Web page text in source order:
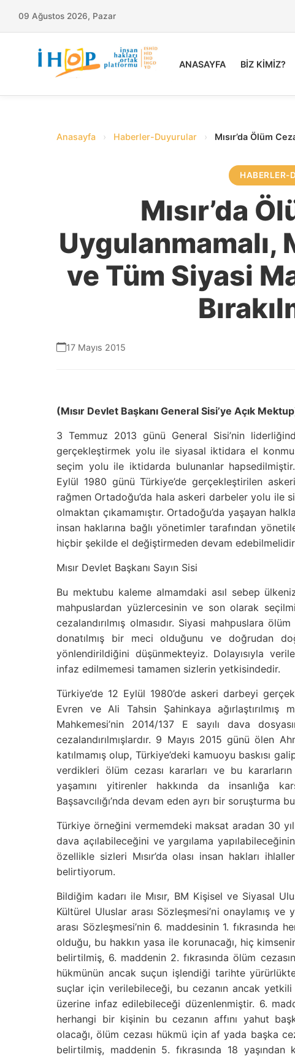
09 Ağustos 2026, Pazar
ANASAYFA BİZ KİMİZ?
Anasayfa › Haberler-Duyurular › Mısır’da Ölüm
HABERLER-
Mısır’da
Uygulanmamalı,
ve Tüm Siyasi
17 Mayıs 2015
(Mısır Devlet Başkanı General Sisi’ye Açık
3 Temmuz 2013 günü General Sisi’nin
gerçekleştirmek yolu ile siyasal iktidara el
seçim yolu ile iktidarda bulunanlar
Eylül 1980 günü Türkiye’de gerçekleştirilen
rağmen Ortadoğu’da hala askeri darbeler yolu ile
olmaktan çıkamamıştır. Ortadoğu’da yaşayan
insan haklarına bağlı yönetimler tarafından
hiçbir şekilde el değiştirmeden devam
Mısır Devlet Başkanı Sayın Sisi
Bu mektubu kaleme almamdaki asıl sebep
mahpuslardan yüzlercesinin ve son olarak
cezalandırılmış olmasıdır. Siyasi mahpuslara
donatılmış bir meci olduğunu ve doğrudan
yönlendirildiğini düşünmekteyiz. Dolayısıyla
infaz edilmemesi tamamen sizlerin yetkisindedir.
Türkiye’de 12 Eylül 1980’de askeri darbeyi
Evren ve Ali Tahsin Şahinkaya
Mahkemesi’nin 2014/137 E sayılı dava
cezalandırılmışlardır. 9 Mayıs 2015 günü ölen
katılmamış olup, Türkiye’deki kamuoyu baskısı
verdikleri ölüm cezası kararları ve bu
yaşamını yitirenler hakkında da insanlığa
Başsavcılığı’nda devam eden ayrı bir soruşturma
Türkiye örneğini vermemdeki maksat aradan 30
dava açılabileceğini ve yargılama
özellikle sizleri Mısır’da olası insan hakları
belirtiyorum.
Bildiğim kadarı ile Mısır, BM Kişisel ve Siyasal
Kültürel Uluslar arası Sözleşmesi’ni onaylamış
arası Sözleşmesi’nin 6. maddesinin 1. fıkrasında
olduğu, bu hakkın yasa ile korunacağı, hiç
belirtilmiş, 6. maddenin 2. fıkrasında ölüm
hükmünün ancak suçun işlendiği tarihte
suçlar için verilebileceği, bu cezanın ancak
üzerine infaz edilebileceği düzenlenmiştir. 6.
herhangi bir kişinin bu cezanın affını yahut
olacağı, ölüm cezası hükmü için af yada başka
belirtilmiş, maddenin 5. fıkrasında 18